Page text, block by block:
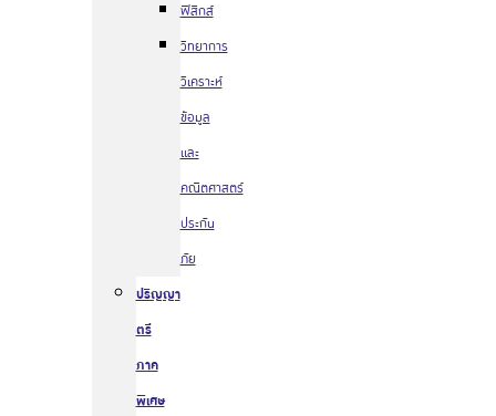
ฟิสิกส์
วิทยาการ
วิเคราะห์
ข้อมูล
และ
คณิตศาสตร์
ประกัน
ภัย
ปริญญา
ตรี
ภาค
พิเศษ